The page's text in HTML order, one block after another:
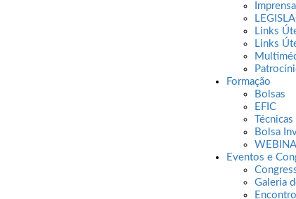
Imprensa
Links
Links
Formação
Bolsas
EFIC
Bolsa
Eventos e
Galeria
Dar voz à dor das crianças através da
A APED volta a lançar o concurso “Vou
desenho, aquilo que muitas vezes não
Desde 2005, centenas de crianças já
pais e os profissionais de saúde —